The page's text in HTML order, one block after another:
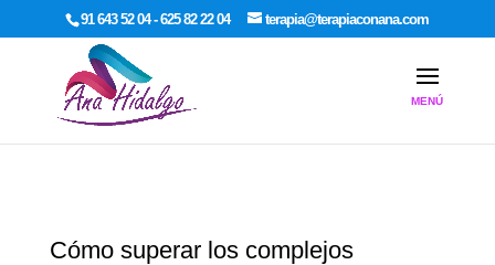
google-site-verification: google7dcda757e565a307.html
91 643 52 04 - 625 82 22 04 terapia@terapiaconana.com
Cómo superar los complejos